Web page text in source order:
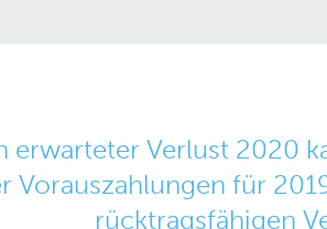
erwarteter Verlust 2020
Vorauszahlungen für
rücktragsfähigen